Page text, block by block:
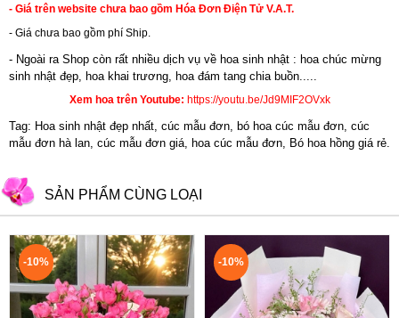
- Giá trên website chưa bao gồm Hóa Đơn Điện Tử V.A.T.
- Giá chưa bao gồm phí Ship.
- Ngoài ra Shop còn rất nhiều dịch vụ về hoa sinh nhật : hoa chúc mừng
sinh nhật đẹp,
hoa khai trương hoa đám tang chia buồn.....
Xem hoa trên Youtube: https://youtu.be/Jd9MIF2OVxk
Tag: Hoa sinh nhật đẹp nhất, cúc mẫu đơn, bó hoa cúc mẫu đơn, cúc
mẫu đơn hà lan, cúc mẫu đơn giá, hoa cúc mẫu đơn, Bó hoa hồng giá rẻ.
SẢN PHẨM CÙNG LOẠI
-10% -10%